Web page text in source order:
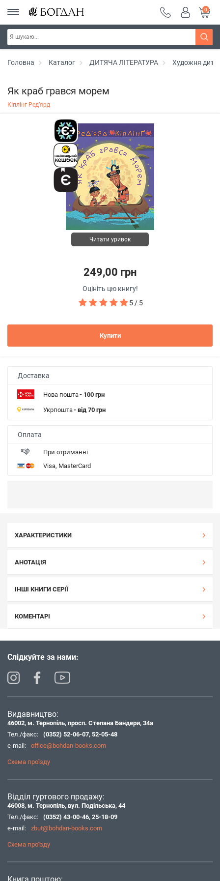
0
Головна Каталог ДИТЯЧА ЛІТЕРАТУРА Художня
Як краб грався морем
Кіплінґ Ред’ярд
Читати уривок
249,00 грн
Оцініть цю книгу!
5 / 5
Купити
Доставка
Нова пошта- 100 грн
Укрпошта- від 70 грн
Оплата
При отриманні
Visa, MasterCard
ХАРАКТЕРИСТИКИ
АНОТАЦІЯ
ІНШІ КНИГИ СЕРІЇ
КОМЕНТАРІ
Слідкуйте за нами:
Видавництво:
46002, м. Тернопіль, просп. Степана Бандери, 34а
Тел./факс:
(0352) 52-06-07, 52-05-48
e-mail:
office@bohdan-books.com
Схема проїзду
Відділ гуртового продажу:
46008, м. Тернопіль, вул. Подільська, 44
Тел./факс:
(0352) 43-00-46, 25-18-09
e-mail:
zbut@bohdan-books.com
Схема проїзду